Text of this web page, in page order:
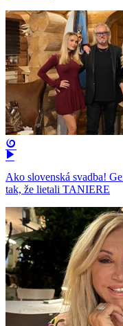
Ako slovenská svadba!
tak, že lietali TANIERE